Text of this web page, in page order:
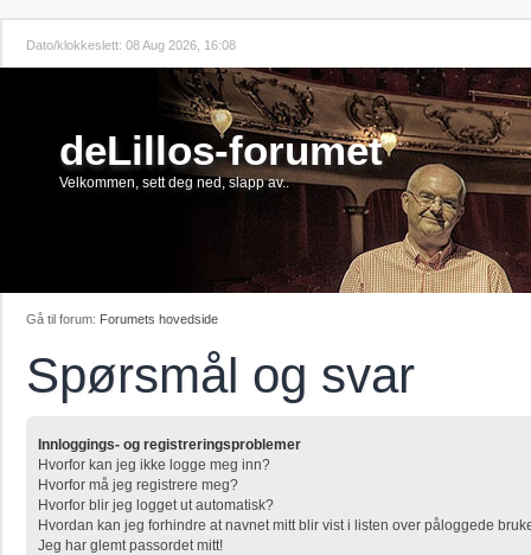
Dato/klokkeslett: 08 Aug 2026, 16:08
deLillos-forumet
Velkommen, sett deg ned, slapp av..
Gå til forum: Forumets hovedside
Spørsmål og svar
Innloggings- og registreringsproblemer
Hvorfor kan jeg ikke logge meg inn?
Hvorfor må jeg registrere meg?
Hvorfor blir jeg logget ut automatisk?
Hvordan kan jeg forhindre at navnet mitt blir vist i listen over påloggede
Jeg har glemt passordet mitt!